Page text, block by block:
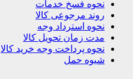
نحوه فسخ خدمات
روند مرجوعی کالا
نحوه استرداد وجه
مدت زمان تحویل کالا
نحوه پرداخت وجه خرید کالا
شیوه حمل